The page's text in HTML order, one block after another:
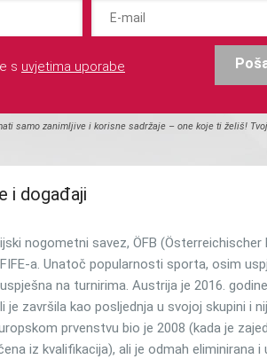
s uvjetima uporabe
samo zanimljive i korisne sadržaje – one koje ti želiš!
i događaji
nogometni savez, ÖFB (Österreichischer
a. Unatoč popularnosti sporta, osim
na turnirima. Austrija je 2016.
završila kao posljednja u svojoj skupini i
prvenstvu bio je 2008 (kada je
iz kvalifikacija), ali je odmah eliminirana i